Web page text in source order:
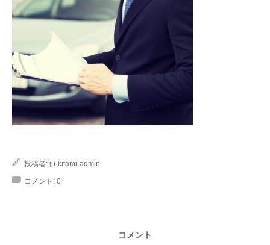
投稿者: ju-kitami-admin
コメント: 0
コメント